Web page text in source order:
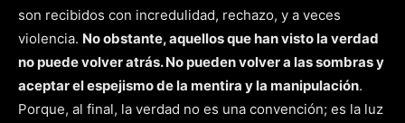
son recibidos con incredulidad, rechazo, y a veces
violencia. No obstante, aquellos que han visto la verdad
no puede volver atrás. No pueden volver a las sombras y
aceptar el espejismo de la mentira y la manipulación.
Porque, al final, la verdad no es una convención; es la luz